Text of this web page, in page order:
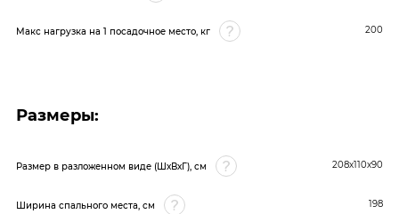
Макс нагрузка на 1 посадочное место, кг 200
Размеры:
Размер в разложенном виде (ШхВхГ), см 208х110х90
Ширина спального места, см 198